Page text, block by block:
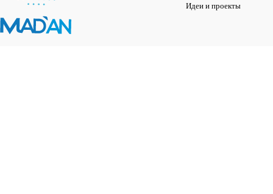
Идеи и проекты